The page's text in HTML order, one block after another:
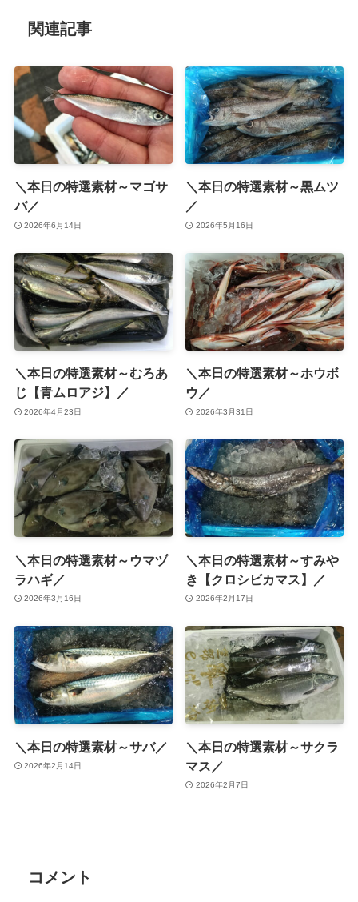
関連記事
＼本日の特選素材～マゴサ
バ／
2026年6月14日
＼本日の特選素材～黒ムツ
／
2026年5月16日
＼本日の特選素材～むろあ
じ【青ムロアジ】／
2026年4月23日
＼本日の特選素材～ホウボ
ウ／
2026年3月31日
＼本日の特選素材～ウマヅ
ラハギ／
2026年3月16日
＼本日の特選素材～すみや
き【クロシビカマス】／
2026年2月17日
＼本日の特選素材～サバ／
2026年2月14日
＼本日の特選素材～サクラ
マス／
2026年2月7日
コメント